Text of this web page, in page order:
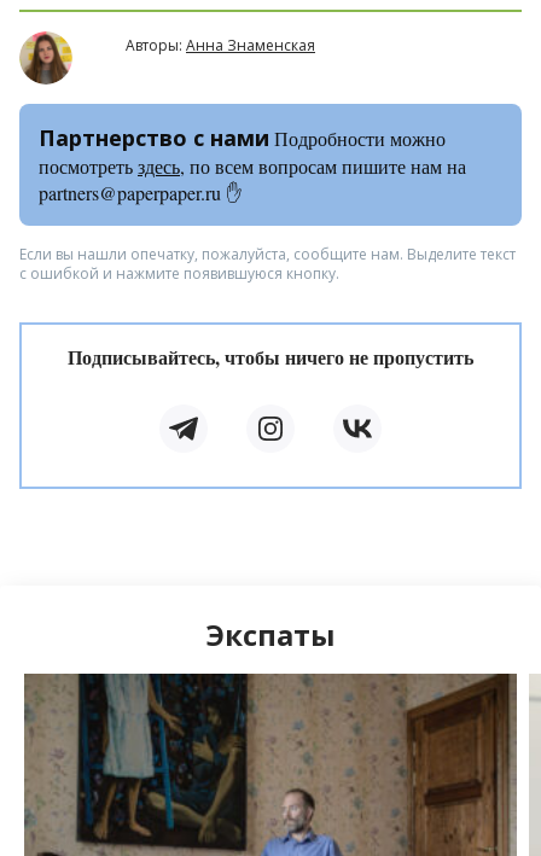
Авторы: Анна Знаменская
Партнерство с нами Подробности можно
посмотретьздесь, по всем вопросам пишите нам на
partners@paperpaper.ru ✋
Если вы нашли опечатку, пожалуйста, сообщите нам. Выделите текст
с ошибкой и нажмите появившуюся кнопку.
Подписывайтесь, чтобы ничего не пропустить
Экспаты